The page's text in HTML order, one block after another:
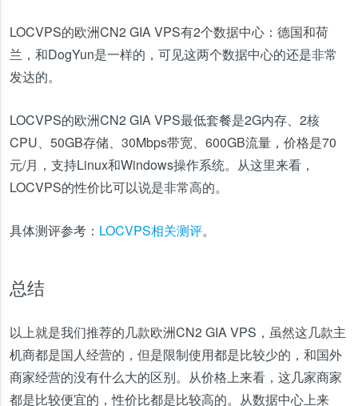
LOCVPS的欧洲CN2 GIA VPS有2个数据中心：德国和荷
兰，和DogYun是一样的，可见这两个数据中心的还是非常
发达的。
LOCVPS的欧洲CN2 GIA VPS最低套餐是2G内存、2核
CPU、50GB存储、30Mbps带宽、600GB流量，价格是70
元/月，支持Linux和Windows操作系统。从这里来看，
LOCVPS的性价比可以说是非常高的。
具体测评参考： LOCVPS相关测评。
总结
以上就是我们推荐的几款欧洲CN2 GIA VPS，虽然这几款主
机商都是国人经营的，但是限制使用都是比较少的，和国外
商家经营的没有什么大的区别。从价格上来看，这几家商家
都是比较便宜的，性价比都是比较高的。从数据中心上来